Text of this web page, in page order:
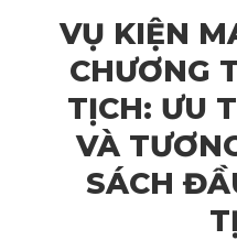
VỤ KIỆN
CHƯƠNG
TỊCH: ƯU
VÀ
SÁCH